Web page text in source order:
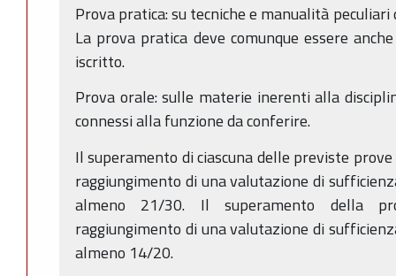
Prova pratica: su tecniche e manualità peculiari
La prova pratica deve comunque essere
iscritto.
Prova orale: sulle materie inerenti alla
connessi alla funzione da conferire.
Il superamento di ciascuna delle previste
raggiungimento di una valutazione di
almeno 21/30. Il superamento della
raggiungimento di una valutazione di
almeno 14/20.